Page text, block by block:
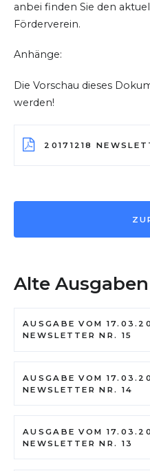
anbei finden Sie den
Förderverein.
Anhänge:
Die Vorschau dieses
werden!
20171218
Alte Ausgaben
AUSGABE VOM
NEWSLETTER NR. 15
AUSGABE VOM
NEWSLETTER NR. 14
AUSGABE VOM
NEWSLETTER NR. 13